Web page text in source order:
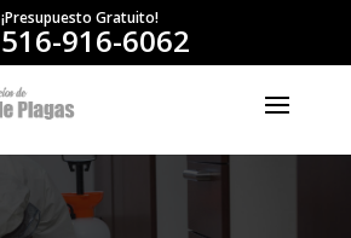
¡Presupuesto Gratuito!
516-916-6062